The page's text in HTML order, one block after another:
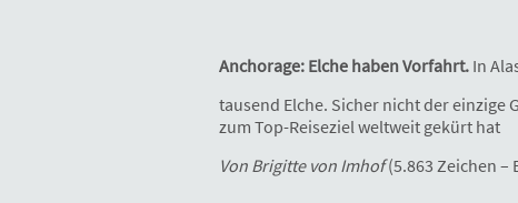
Anchorage: Elche haben Vorfahrt. In
tausend Elche. Sicher nicht der einzige
zum Top-Reiseziel weltweit gekürt hat
Von Brigitte von Imhof(5.863 Zeichen –